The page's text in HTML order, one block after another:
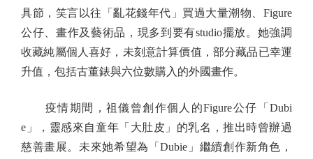
具節，笑言以往「亂花錢年代」買過大量潮物、Figure
公仔、畫作及藝術品，現多到要有studio擺放。她強調
收藏純屬個人喜好，未刻意計算價值，部分藏品已幸運
升值，包括古董錶與六位數購入的外國畫作。
疫情期間，祖儀曾創作個人的Figure公仔「Dubi
e」，靈感來自童年「大肚皮」的乳名，推出時曾辦過
慈善畫展。未來她希望為「Dubie」繼續創作新角色，